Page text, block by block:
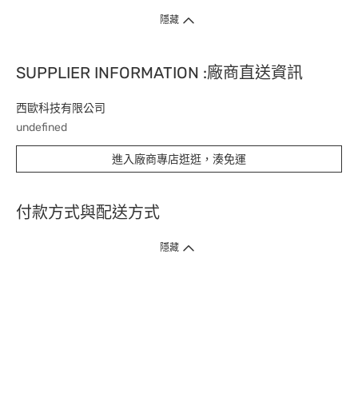
隱藏
SUPPLIER INFORMATION :廠商直送資訊
西歐科技有限公司
undefined
進入廠商專店逛逛，湊免運
付款方式與配送方式
隱藏